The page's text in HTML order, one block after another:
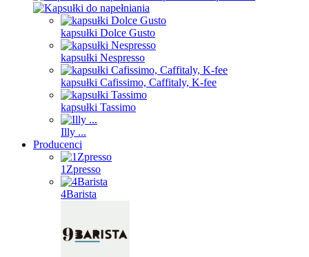
kapsułki Dolce Gusto
kapsułki Nespresso
kapsułki Cafissimo, Caffitaly, K-fee
kapsułki Tassimo
Illy ...
Producenci
1Zpresso
4Barista